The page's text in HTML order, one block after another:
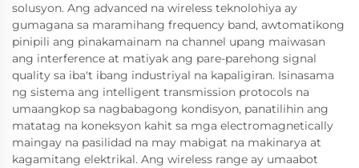
solusyon. Ang advanced na wireless teknolohiya ay
gumagana sa maramihang frequency band, awtomatikong
pinipili ang pinakamainam na channel upang maiwasan
ang interference at matiyak ang pare-parehong signal
quality sa iba't ibang industriyal na kapaligiran. Isinasama
ng sistema ang intelligent transmission protocols na
umaangkop sa nagbabagong kondisyon, panatilihin ang
matatag na koneksyon kahit sa mga electromagnetically
maingay na pasilidad na may mabigat na makinarya at
kagamitang elektrikal. Ang wireless range ay umaabot